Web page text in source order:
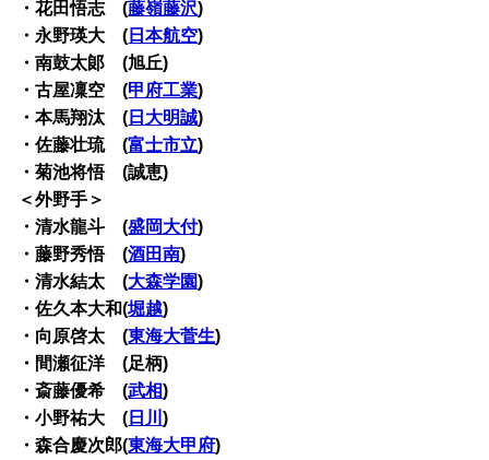
・花田悟志 (藤嶺藤沢)
・永野瑛大 ( 日本航空)
・南鼓太郞 (旭丘)
・古屋凜空 (甲府工業)
・本馬翔汰 ( 日大明誠)
・佐藤壮琉 (富士市立)
・菊池将悟 (誠恵)
＜外野手＞
・清水龍斗 (盛岡大付)
・藤野秀悟 (酒田南)
・清水結太 (大森学園)
・佐久本大和(堀越)
・向原啓太 (東海大菅生)
・間瀬征洋 (足柄)
・斎藤優希 (武相)
・小野祐大 ( 日川)
・森合慶次郎(東海大甲府)